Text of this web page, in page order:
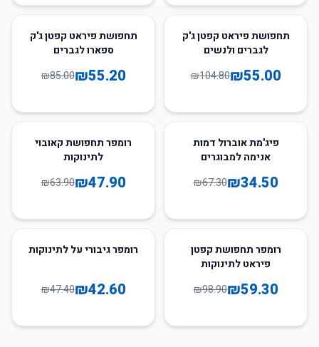
48
תחפושת פיראט קפטן ג'ק
לגברים ולנשים
₪55.00
₪104.80
35
תחפושת פיראט קפטן ג'ק
ספארו לגברים
₪55.20
₪85.00
פיג'מת אוברול דמות
אנימה למבוגרים
₪34.50
₪67.30
25
רומפר תחפושת קאובוי
לתינוקות
₪47.90
₪63.90
40רומפר תחפושת קפטן
פיראט לתינוקות
₪59.30
₪98.90
10%רומפר גיבורי על לתינוקות
₪42.60
₪47.40